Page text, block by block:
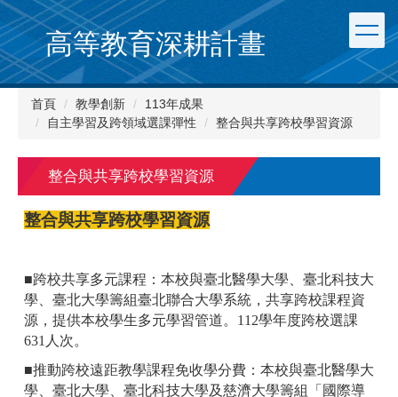
跳
到
主
要
內
高等教育深耕計畫
首頁 教學創新
113年成果
自主學習及跨領域選課彈性
整合與共享跨校學習資源
整合與共享跨校學習資源
整合與共享跨校學習資源
■跨校共享多元課程：本校與臺北醫學大學、臺北科技大
學、臺北大學籌組臺北聯合大學系統，共享跨校課程資
源，提供本校學生多元學習管道。112學年度跨校選課
631人次。
■推動跨校遠距教學課程免收學分費：本校與臺北醫學大
學、臺北大學、臺北科技大學及慈濟大學籌組「國際導